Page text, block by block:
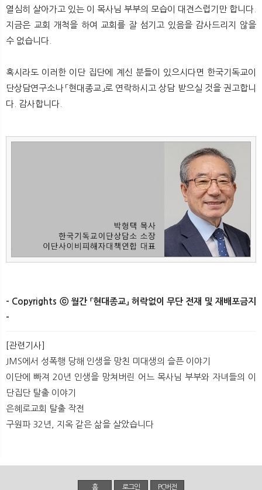
열심히 살아가고 있는 이 목사님 부부의 모습이 대견스럽기만 합니다.
지금은 교회 개척을 하여 교회를 잘 섬기고 있음을 감사드리지 않을
수 없습니다.
혹시라도 이러한 이단 집단에 계신 분들이 있으시다면 한국기독교이
단상담연구소나 「현대종교」로 연락하시고 상담 받으실 것을 권고합니
다. 감사합니다.
- Copyrights ⓒ 월간 「현대종교」 허락없이 무단 전재 및 재배포금지
-
[관련기사]
JMS에서 성폭행 당해 인생을 망친 미대생의 슬픈 이야기
이단에 빠져 20년 인생을 망쳐버린 어느 목사님 부부와 자녀들의 이
단집단 탈출 이야기
은혜로교회 탈출 작전
구원파 32년, 지옥 같은 삶을 살았습니다
홈 로그인 PC버전